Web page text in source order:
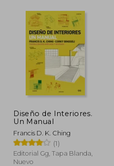
45%
dcto.
Diseño de Interiores.
Un Manual
Francis D. K. Ching
(1)
Editorial Gg, Tapa Blanda,
Nuevo